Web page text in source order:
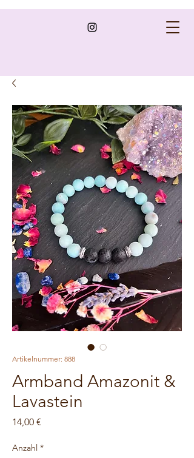
Artikelnummer: 888
Armband Amazonit &
Lavastein
14,00 €
Anzahl *